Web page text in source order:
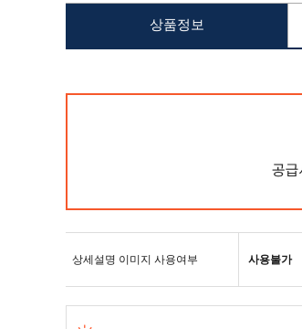
상세설명 이미지 사용여부 사용불가
상품정보